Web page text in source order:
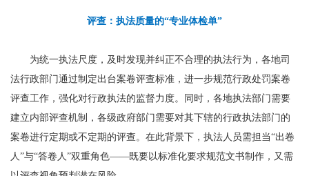
评查：执法质量的“专业体检单”
为统一执法尺度，及时发现并纠正不合理的执法行为，各地司
法行政部门通过制定出台案卷评查标准，进一步规范行政处罚案卷
评查工作，强化对行政执法的监督力度。同时，各地执法部门需要
建立内部评查机制，各级政府部门需要对其下辖的行政执法部门的
案卷进行定期或不定期的评查。在此背景下，执法人员需担当“出卷
人”与“答卷人”双重角色——既要以标准化要求规范文书制作，又需